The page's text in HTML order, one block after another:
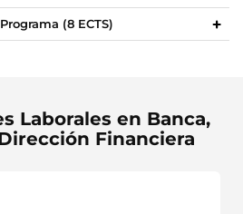
(8 ECTS)
Laborales en Banca,
Financiera